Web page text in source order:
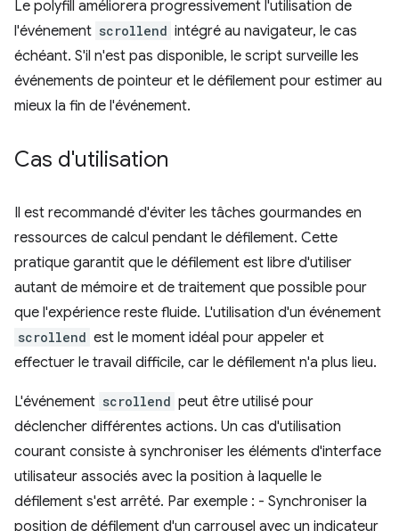
Le polyfill améliorera progressivement l'utilisation de
l'événement scrollend intégré au navigateur, le cas
échéant. S'il n'est pas disponible, le script surveille les
événements de pointeur et le défilement pour estimer au
mieux la fin de l'événement.
Cas d'utilisation
Il est recommandé d'éviter les tâches gourmandes en
ressources de calcul pendant le défilement. Cette
pratique garantit que le défilement est libre d'utiliser
autant de mémoire et de traitement que possible pour
que l'expérience reste fluide. L'utilisation d'un événement
scrollend est le moment idéal pour appeler et
effectuer le travail difficile, car le défilement n'a plus lieu.
L'événement scrollend peut être utilisé pour
déclencher différentes actions. Un cas d'utilisation
courant consiste à synchroniser les éléments d'interface
utilisateur associés avec la position à laquelle le
défilement s'est arrêté. Par exemple : - Synchroniser la
position de défilement d'un carrousel avec un indicateur